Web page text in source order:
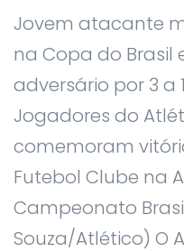
Jovem atacante
na Copa do Brasil
adversário por 3 a
Jogadores do
comemoram
Futebol Clube na
Campeonato
Souza/Atlético) O